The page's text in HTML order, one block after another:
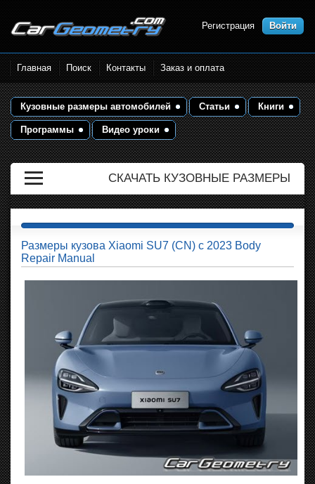
Размеры кузова автомобилей.
Контрольные точки и кузовные
размеры. Геометрия кузова
Регистрация Войти
Главная Поиск Контакты Заказ и оплата
Кузовные размеры автомобилей Статьи Книги
Программы Видео уроки
СКАЧАТЬ КУЗОВНЫЕ РАЗМЕРЫ
Размеры кузова Xiaomi SU7 (CN) с 2023 Body
Repair Manual